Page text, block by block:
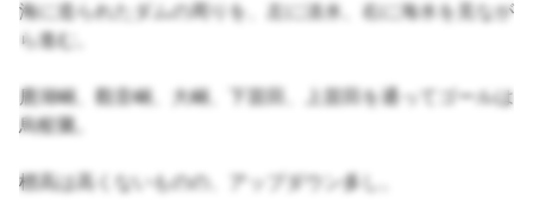
海に造られたダムの周りを、左に淡水、右に海水を見なが
ら進む。
鹿湖峒、觀音峒、大峒、下苗田、上苗田を通ってゴールは
烏蛟騰。
標高は高くないものの、アップダウン多し。